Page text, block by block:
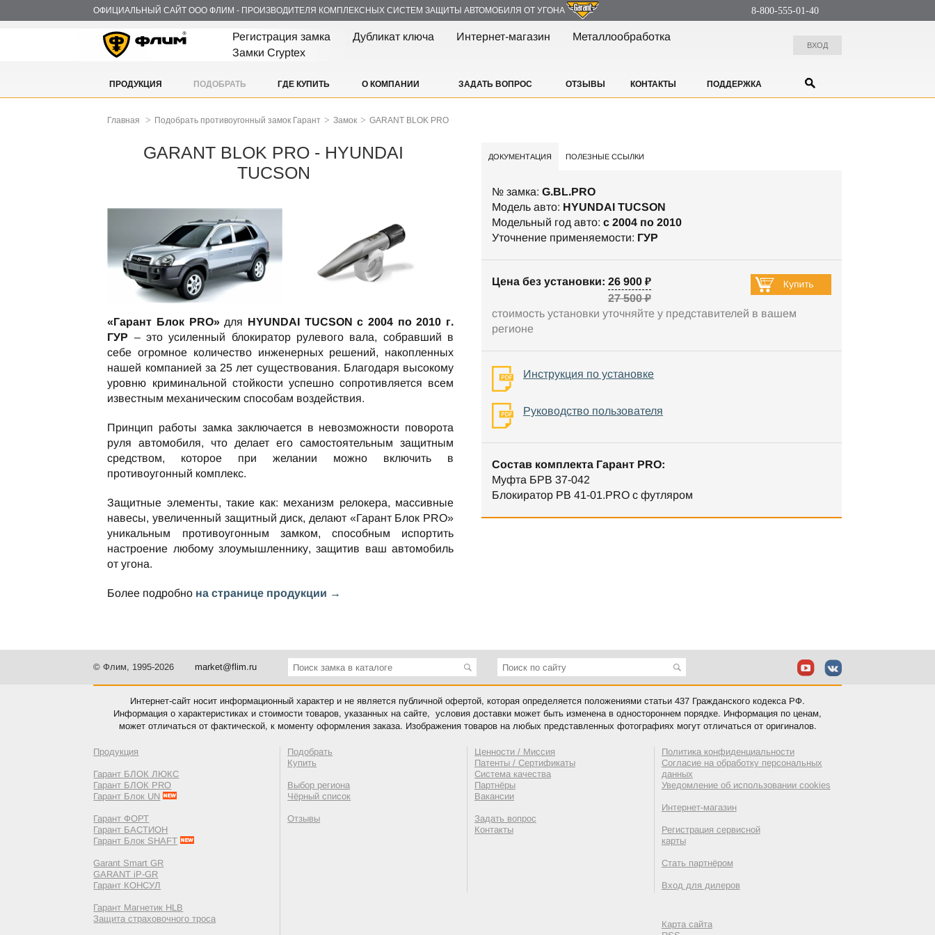
ОФИЦИАЛЬНЫЙ САЙТ ООО ФЛИМ - ПРОИЗВОДИТЕЛЯ КОМПЛЕКСНЫХ СИСТЕМ ЗАЩИТЫ АВТОМОБИЛЯ ОТ УГОНА 8-800-555-01-40
Регистрация замка Дубликат ключа Интернет-магазин
Металлообработка
Замки Cryptex
ВХОД
ПРОДУКЦИЯ ПОДОБРАТЬ ГДЕ КУПИТЬ О КОМПАНИИ ЗАДАТЬ ВОПРОС ОТЗЫВЫ КОНТАКТЫ ПОДДЕРЖКА
Главная > Подобрать противоугонный замок Гарант > Замок > GARANT BLOK PRO
GARANT BLOK PRO - HYUNDAI
TUCSON
«Гарант Блок PRO»для
HYUNDAI TUCSON c 2004 по 2010 г.
ГУР – это усиленный блокиратор рулевого вала, собравший в
себе огромное количество инженерных решений, накопленных
нашей компанией за 25 лет существования. Благодаря высокому
уровню криминальной стойкости успешно сопротивляется всем
известным механическим способам воздействия.
Принцип работы замка заключается в невозможности поворота
руля автомобиля, что делает его самостоятельным защитным
средством, которое при желании можно включить в
противоугонный комплекс.
Защитные элементы, такие как: механизм релокера, массивные
навесы, увеличенный защитный диск, делают «Гарант Блок PRO»
уникальным противоугонным замком, способным испортить
настроение любому злоумышленнику, защитив ваш автомобиль
от угона.
Более подробно на странице продукции →
ДОКУМЕНТАЦИЯ ПОЛЕЗНЫЕ ССЫЛКИ
№ замка: G.BL.PRO
Модель авто: HYUNDAI TUCSON
Модельный год авто: c 2004 по 2010
Уточнение применяемости: ГУР
Цена без установки: 26 900 ₽
27 500 ₽
стоимость установки уточняйте у представителей в вашем
регионе
Инструкция по установке
Руководство пользователя
Состав комплекта Гарант PRO:
Муфта БРВ 37-042
Блокиратор РВ 41-01.PRO с футляром
© Флим, 1995-2026 market@flim.ru
Интернет-сайт носит информационный характер и не является публичной офертой, которая определяется положениями статьи 437 Гражданского кодекса РФ.
Информация о характеристиках и стоимости товаров, указанных на сайте, условия доставки может быть изменена в одностороннем порядке. Информация по ценам,
может отличаться от фактической, к моменту оформления заказа. Изображения товаров на любых представленных фотографиях могут отличаться от оригиналов.
Продукция
Гарант БЛОК ЛЮКС
Гарант БЛОК PRO
Гарант Блок UN
Гарант ФОРТ
Гарант БАСТИОН
Гарант Блок SHAFT
Garant Smart GR
GARANT iP-GR
Гарант КОНСУЛ
Гарант Магнетик HLB
Защита страховочного троса
Подобрать
Купить
Выбор региона
Чёрный список
Отзывы
Ценности / Миссия
Патенты / Сертификаты
Система качества
Партнёры
Вакансии
Задать вопрос
Контакты
Политика конфиденциальности
Согласие на обработку персональных
данных
Уведомление об использовании cookies
Интернет-магазин
Регистрация сервисной
карты
Стать партнёром
Вход для дилеров
Карта сайта